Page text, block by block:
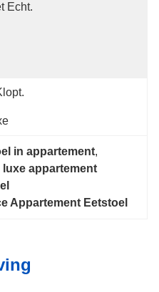
Echt.
in appartement,
luxe appartement
Appartement Eetstoel